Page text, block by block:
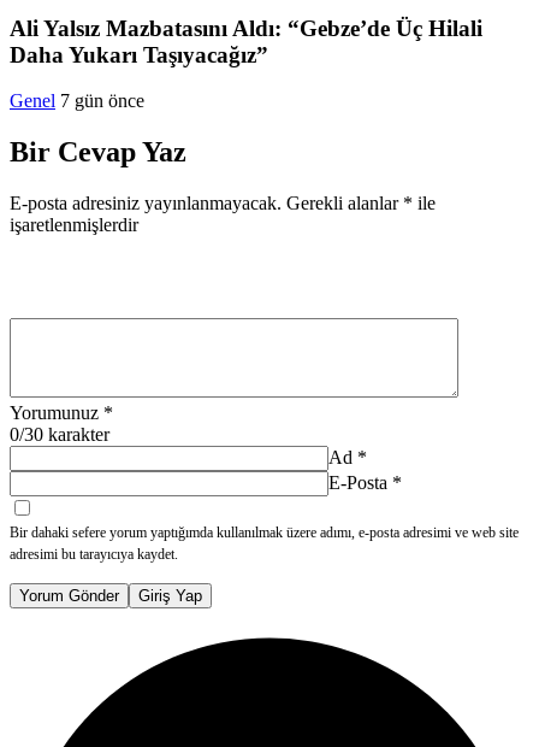
Ali Yalsız Mazbatasını Aldı: “Gebze’de Üç Hilali
Daha Yukarı Taşıyacağız”
Genel 7 gün önce
Bir Cevap Yaz
E-posta adresiniz yayınlanmayacak. Gerekli alanlar * ile
işaretlenmişlerdir
Yorumunuz *
0/30 karakter
Ad *
E-Posta *
Bir dahaki sefere yorum yaptığımda kullanılmak üzere adımı, e-posta adresimi ve web site
adresimi bu tarayıcıya kaydet.
Yorum Gönder Giriş Yap